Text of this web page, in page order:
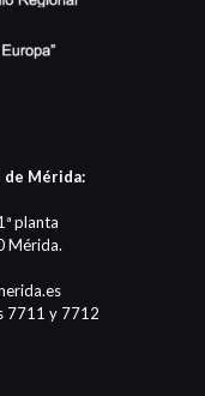
Mérida:
planta
Mérida.
7711 y 7712